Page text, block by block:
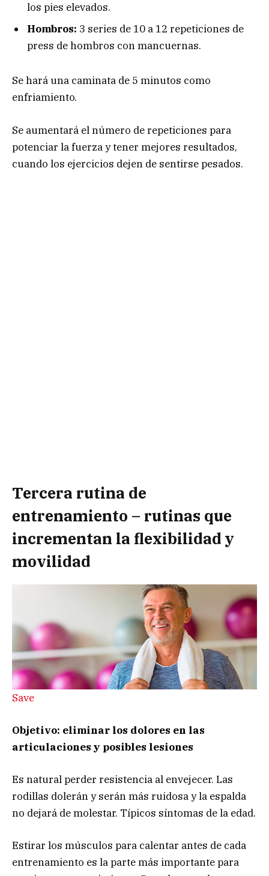
los pies elevados.
Hombros: 3 series de 10 a 12 repeticiones de
press de hombros con mancuernas.
Se hará una caminata de 5 minutos como
enfriamiento.
Se aumentará el número de repeticiones para
potenciar la fuerza y tener mejores resultados,
cuando los ejercicios dejen de sentirse pesados.
Tercera rutina de
entrenamiento – rutinas que
incrementan la flexibilidad y
movilidad
Save
Objetivo: eliminar los dolores en las
articulaciones y posibles lesiones
Es natural perder resistencia al envejecer. Las
rodillas dolerán y serán más ruidosa y la espalda
no dejará de molestar. Típicos síntomas de la edad.
Estirar los músculos para calentar antes de cada
entrenamiento es la parte más importante para